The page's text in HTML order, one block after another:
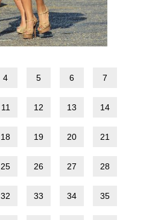
4 5 6 7
11 12 13 14
18 19 20 21
25 26 27 28
32 33 34 35